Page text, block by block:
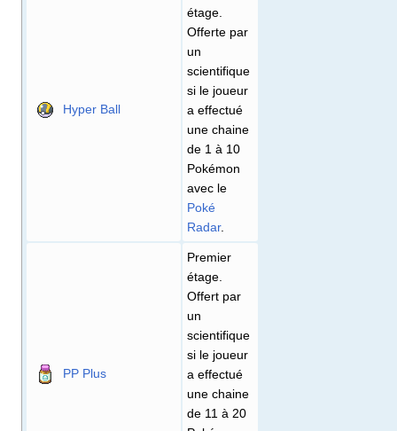
Hyper Ball
étage.
Offerte par
un
scientifique
si le joueur
a effectué
une chaine
de 1 à 10
Pokémon
avec le
Poké
Radar.
PP Plus
Premier
étage.
Offert par
un
scientifique
si le joueur
a effectué
une chaine
de 11 à 20